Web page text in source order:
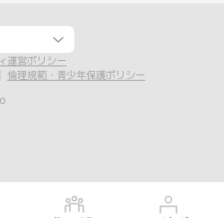
運営ポリシー
倫理規範・青少年保護ポリシー